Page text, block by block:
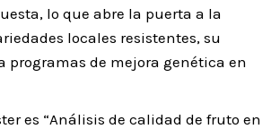
lo que abre la puerta a la
locales resistentes, su
programas de mejora genética en
es “Análisis de calidad de fruto en